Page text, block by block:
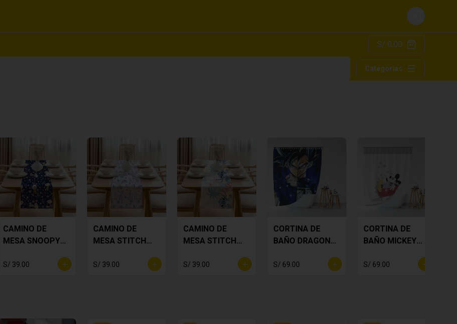
Login
S/ 0.00
Categorías
CAMINO DE
MESA SNOOPY
S/ 39.00
CAMINO DE
MESA STITCH
S/ 39.00
CAMINO DE
MESA STITCH
S/ 39.00
CORTINA DE
BAÑO DRAGON
S/ 69.00
CORTINA DE
BAÑO MICKEY
S/ 69.00